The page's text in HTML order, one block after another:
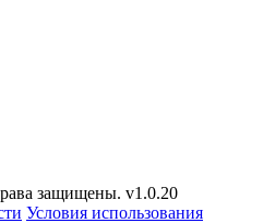
защищены. v1.0.20
Условия использования